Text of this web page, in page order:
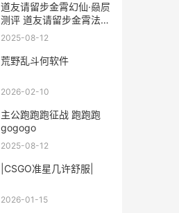
道友请留步金霄幻仙·赑屃
测评 道友请留步金霄法相
精华怎么获得
2025-08-12
荒野乱斗何软件
2026-02-10
主公跑跑跑征战 跑跑跑
gogogo
2025-08-12
|CSGO准星几许舒服|
2026-01-15